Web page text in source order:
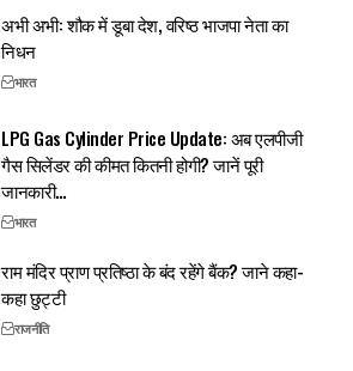
अभी अभी: शौक में डूबा देश, वरिष्ठ भाजपा नेता का
निधन
भारत
LPG Gas Cylinder Price Update: अब एलपीजी
गैस सिलेंडर की कीमत कितनी होगी? जानें पूरी
जानकारी…
भारत
राम मंदिर प्राण प्रतिष्ठा के बंद रहेंगे बैंक? जाने कहा-
कहा छुट्टी
राजनीति